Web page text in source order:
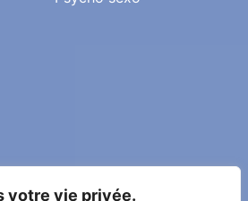
votre vie privée.